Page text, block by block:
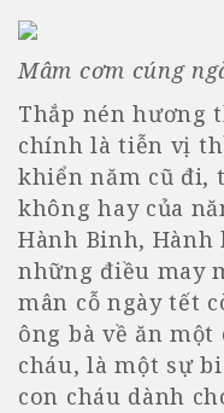
Mâm cơm cúng
Thắp nén hương
chính là tiễn vị
khiển năm cũ đi,
không hay của
Hành Binh,
những điều may
mân cỗ ngày tết
ông bà về ăn
cháu, là một sự
con cháu dành